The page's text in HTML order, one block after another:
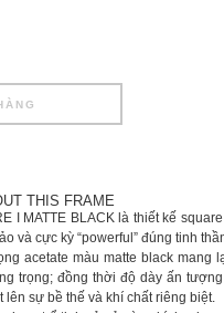
THIS FRAME
I MATTE BLACK là thiết kế
và cực kỳ “powerful” đúng tinh
acetate màu matte black mang
trọng; đồng thời độ dày ấn
sự bề thế và khí chất riêng biệt.